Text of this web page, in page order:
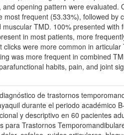
opening pattern were evaluated.
frequent (53.33%), followed by
TMD. 100% presented with
in most patients, more
were more common in articular
was more frequent in combined
habits, pain, and joint
de trastornos
durante el periodo académico
y descriptivo en 60 pacientes
para Trastornos